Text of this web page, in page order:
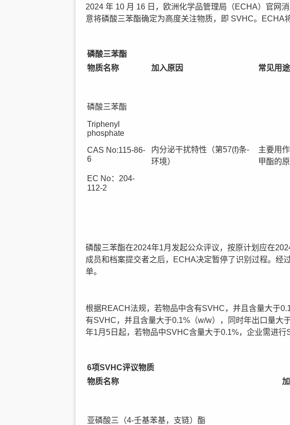
2024 年 10 月 16 日，欧洲化学品管理局（ECHA）官网
意将磷酸三苯酯确定为高度关注物质，即 SVHC。ECHA
磷酸三苯酯
物质名称
加入原因 常见用途
磷酸三苯酯
Triphenyl
phosphate
CAS No:115-86-
6
EC No：204-
112-2
内分泌干扰特性（第57(f)条-
环境）
主要用
甲酯的原
磷酸三苯酯在2024年1月发起公众评议，按原计划应在
成员和档案提交者之后，ECHA决定暂停了识别过程。经
单。
根据REACH法规，若物品中含有SVHC，并且含量大于
有SVHC，并且含量大于0.1%（w/w），同时年出口量大
年1月5日起，若物品中SVHC含量大于0.1%，企业需进行
6项SVHC评议物质
物质名称
亚磷酸三（4-壬基苯基，支链）酯